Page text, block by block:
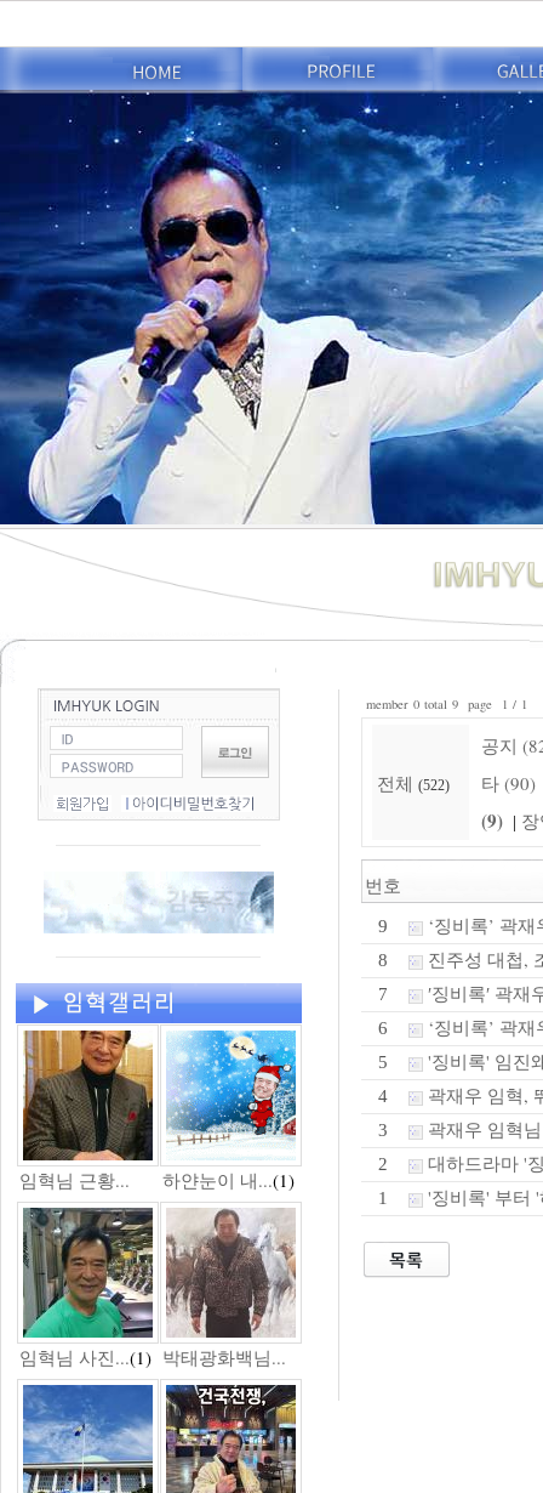
임혁님 근황... 하얀눈이 내...(1)
임혁님 사진...(1) 박태광화백님...
member 0 total 9 page 1 / 1
전체 (522)
공지
타 (90)
(9) |
번호
9 ‘징비록’ 곽
8 진주성 대첩,
7 ′징비록′ 곽
6 ‘징비록’ 곽
5 '징비록' 임진
4 곽재우 임혁,
3 곽재우 임혁
2 대하드라마 '
1 '징비록' 부터